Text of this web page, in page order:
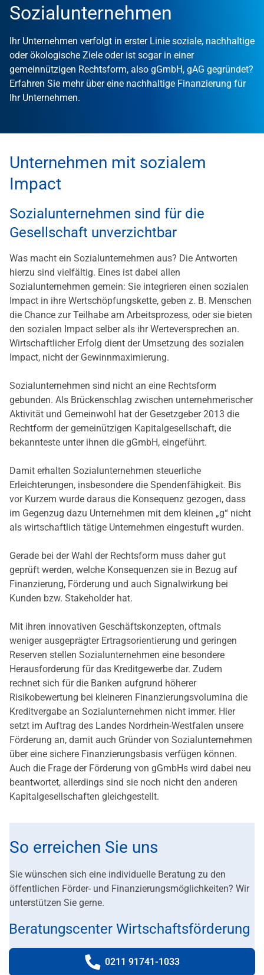
Sozialunternehmen
Ihr Unternehmen verfolgt in erster Linie soziale, nachhaltige
oder ökologische Ziele oder ist sogar in einer
gemeinnützigen Rechtsform, also gGmbH, gAG gegründet?
Erfahren Sie mehr über eine nachhaltige Finanzierung für
Ihr Unternehmen.
Unternehmen mit sozialem
Impact
Sozialunternehmen sind für die
Gesellschaft unverzichtbar
Was macht ein Sozialunternehmen aus? Die Antworten
hierzu sind vielfältig. Eines ist dabei allen
Sozialunternehmen gemein: Sie integrieren einen sozialen
Impact in ihre Wertschöpfungskette, geben z. B. Menschen
die Chance zur Teilhabe am Arbeitsprozess, oder sie bieten
den sozialen Impact selber als ihr Werteversprechen an.
Wirtschaftlicher Erfolg dient der Umsetzung des sozialen
Impact, nicht der Gewinnmaximierung.
Sozialunternehmen sind nicht an eine Rechtsform
gebunden. Als Brückenschlag zwischen unternehmerischer
Aktivität und Gemeinwohl hat der Gesetzgeber 2013 die
Rechtform der gemeinützigen Kapitalgesellschaft, die
bekannteste unter ihnen die gGmbH, eingeführt.
Damit erhalten Sozialunternehmen steuerliche
Erleichterungen, insbesondere die Spendenfähigkeit. Bis
vor Kurzem wurde daraus die Konsequenz gezogen, dass
im Gegenzug dazu Unternehmen mit dem kleinen „g“ nicht
als wirtschaftlich tätige Unternehmen eingestuft wurden.
Gerade bei der Wahl der Rechtsform muss daher gut
geprüft werden, welche Konsequenzen sie in Bezug auf
Finanzierung, Förderung und auch Signalwirkung bei
Kunden bzw. Stakeholder hat.
Mit ihren innovativen Geschäftskonzepten, oftmals
weniger ausgeprägter Ertragsorientierung und geringen
Reserven stellen Sozialunternehmen eine besondere
Herausforderung für das Kreditgewerbe dar. Zudem
rechnet sich für die Banken aufgrund höherer
Risikobewertung bei kleineren Finanzierungsvolumina die
Kreditvergabe an Sozialunternehmen nicht immer. Hier
setzt im Auftrag des Landes Nordrhein-Westfalen unsere
Förderung an, damit auch Gründer von Sozialunternehmen
über eine sichere Finanzierungsbasis verfügen können.
Auch die Frage der Förderung von gGmbHs wird dabei neu
beantwortet, allerdings sind sie noch nicht den anderen
Kapitalgesellschaften gleichgestellt.
So erreichen Sie uns
Sie wünschen sich eine individuelle Beratung zu den
öffentlichen Förder- und Finanzierungsmöglichkeiten? Wir
unterstützen Sie gerne.
Beratungscenter Wirtschaftsförderung
Telefonnummer:
0211 91741-1033